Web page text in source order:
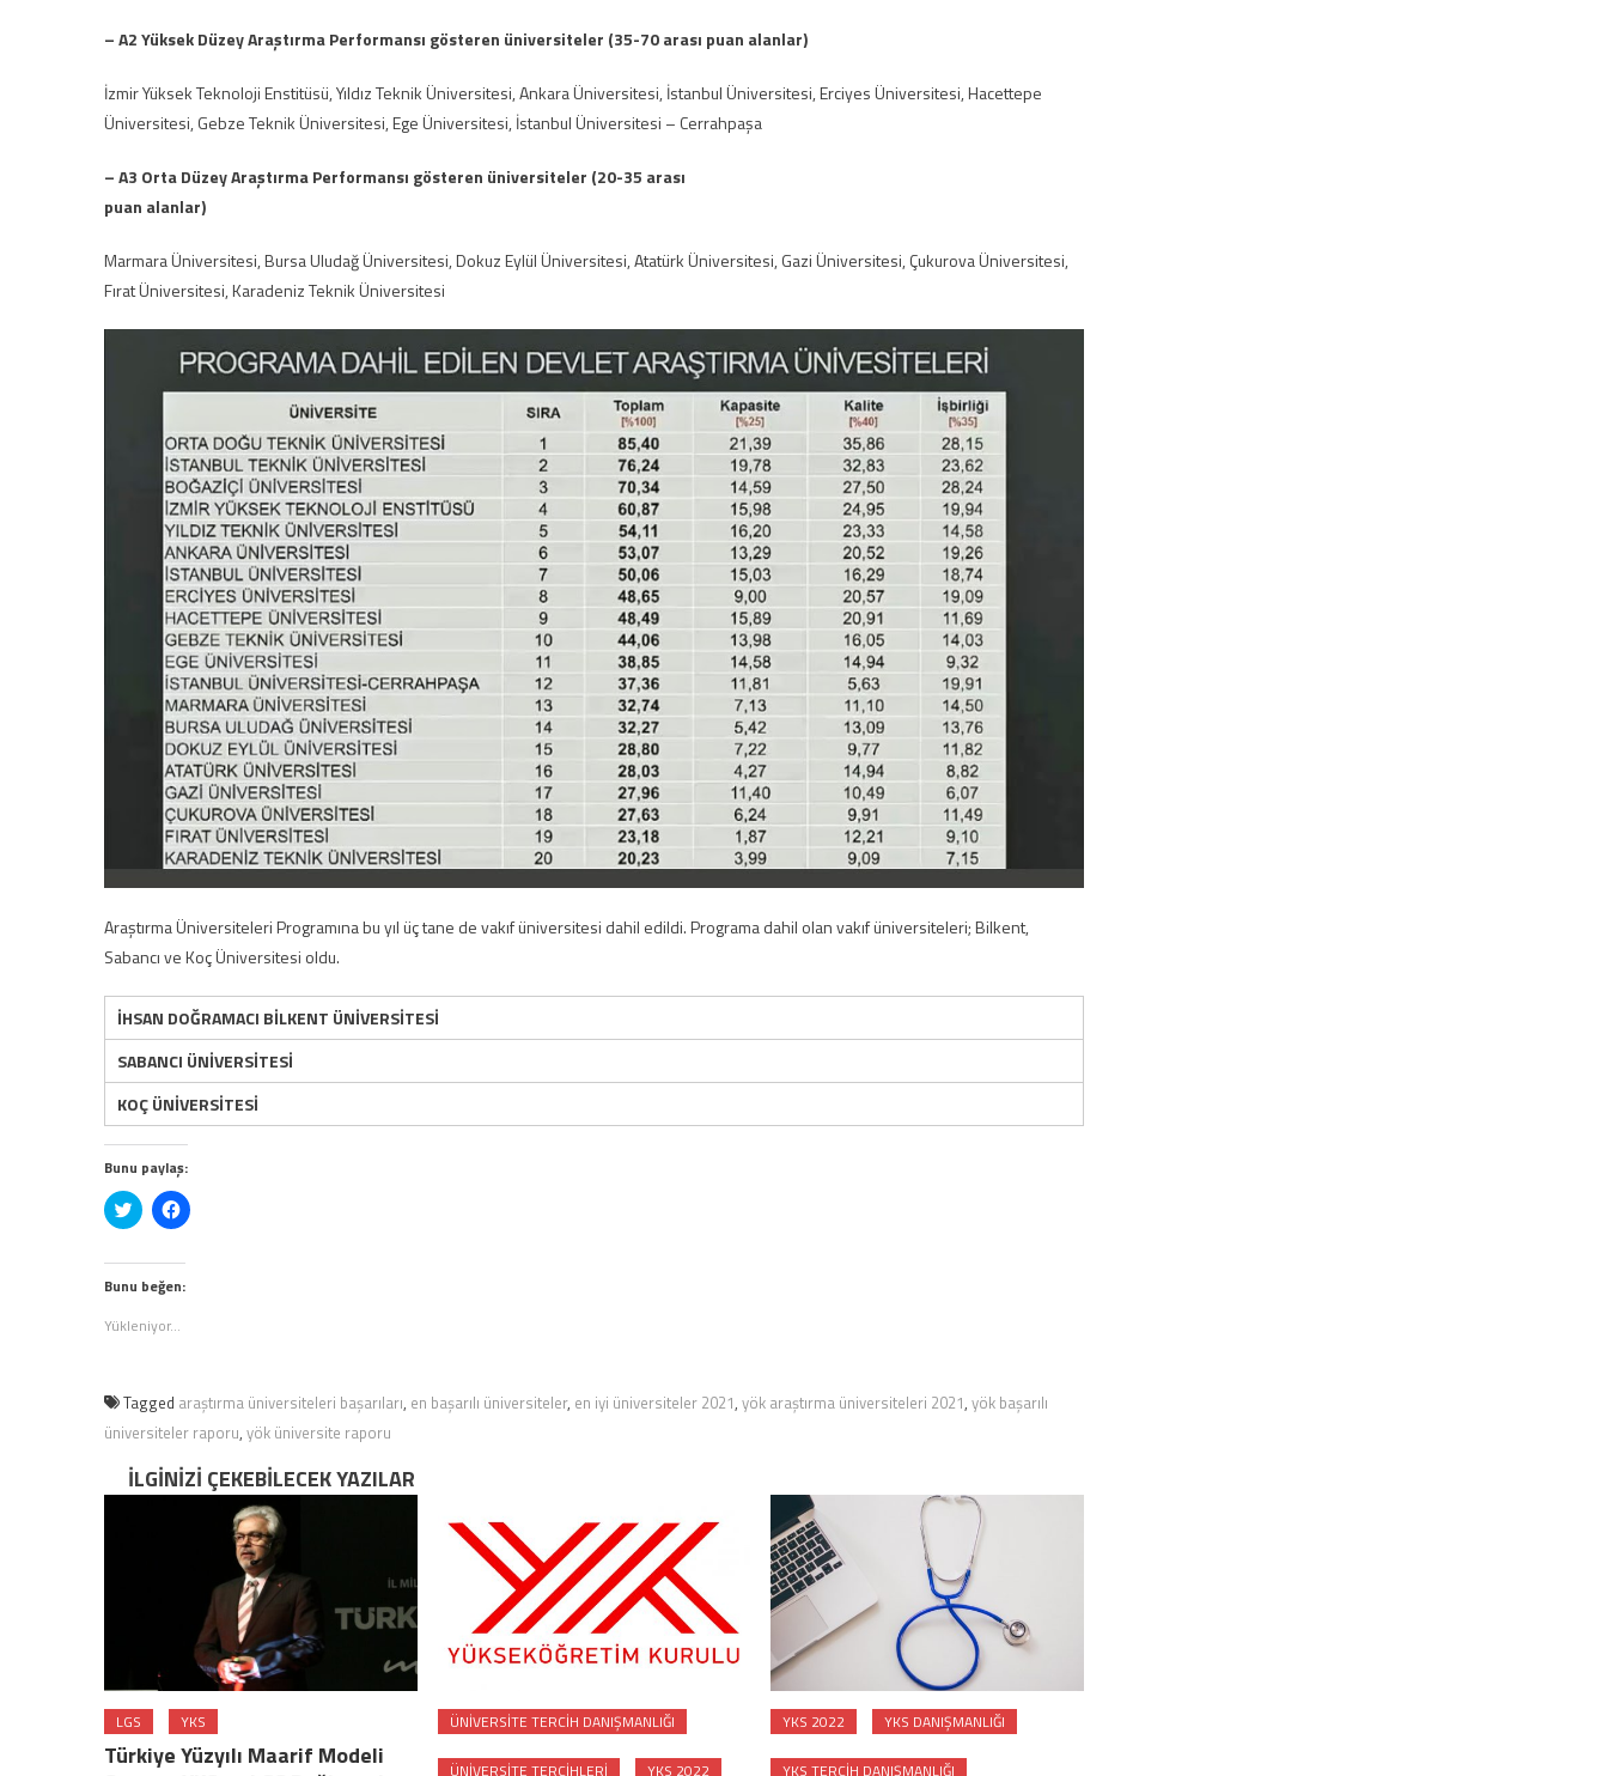
– A2 Yüksek Düzey Araştırma Performansı gösteren üniversiteler (35-70 arası puan alanlar)
İzmir Yüksek Teknoloji Enstitüsü, Yıldız Teknik Üniversitesi, Ankara Üniversitesi, İstanbul Üniversitesi, Erciyes Üniversitesi, Hacettepe
Üniversitesi, Gebze Teknik Üniversitesi, Ege Üniversitesi, İstanbul Üniversitesi – Cerrahpaşa
– A3 Orta Düzey Araştırma Performansı gösteren üniversiteler (20-35 arası
puan alanlar)
Marmara Üniversitesi, Bursa Uludağ Üniversitesi, Dokuz Eylül Üniversitesi, Atatürk Üniversitesi, Gazi Üniversitesi, Çukurova Üniversitesi,
Fırat Üniversitesi, Karadeniz Teknik Üniversitesi
Araştırma Üniversiteleri Programına bu yıl üç tane de vakıf üniversitesi dahil edildi. Programa dahil olan vakıf üniversiteleri; Bilkent,
Sabancı ve Koç Üniversitesi oldu.
İHSAN DOĞRAMACI BİLKENT ÜNİVERSİTESİ
SABANCI ÜNİVERSİTESİ​​
KOÇ ÜNİVERSİTESİ​​​
Bunu paylaş:
Twitter
üzerinde
tıklayın
(Yeni
pencerede
Facebook'ta
paylaşmak
(Yeni
pencerede
Bunu beğen:
Yükleniyor...
Tagged araştırma üniversiteleri başarıları, en başarılı üniversiteler, en iyi üniversiteler 2021, yök araştırma üniversiteleri 2021, yök başarılı
üniversiteler raporu, yök üniversite raporu
İLGINIZI ÇEKEBILECEK YAZILAR
LGS YKS
Türkiye Yüzyılı Maarif Modeli
ÜNIVERSITE TERCIH DANIŞMANLIĞI
ÜNIVERSITE TERCIHLERI YKS 2022
YKS 2022 YKS DANIŞMANLIĞI
YKS TERCIH DANIŞMANLIĞI